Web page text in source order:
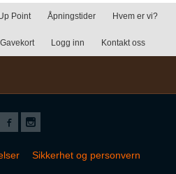
Point Åpningstider Hvem er vi?
Gavekort Logg inn Kontakt oss
Sikkerhet og personvern